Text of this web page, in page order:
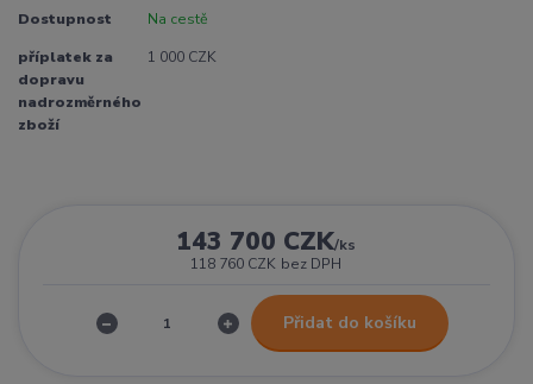
Dostupnost Na cestě
příplatek za
dopravu
nadrozměrného
zboží
1 000 CZK
143 700 CZK/ks
118 760 CZK bez DPH
Přidat do košíku